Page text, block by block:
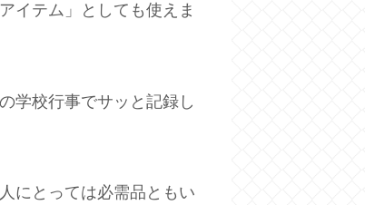
イテム」としても使えま
学校行事でサッと記録し
にとっては必需品ともい